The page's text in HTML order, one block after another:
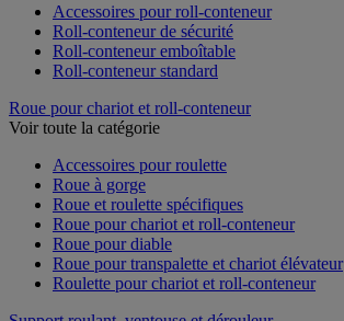
Accessoires pour roll-conteneur
Roll-conteneur de sécurité
Roll-conteneur emboîtable
Roll-conteneur standard
Roue pour chariot et roll-conteneur
Voir toute la catégorie
Accessoires pour roulette
Roue à gorge
Roue et roulette spécifiques
Roue pour chariot et roll-conteneur
Roue pour diable
Roue pour transpalette et chariot élévateur
Roulette pour chariot et roll-conteneur